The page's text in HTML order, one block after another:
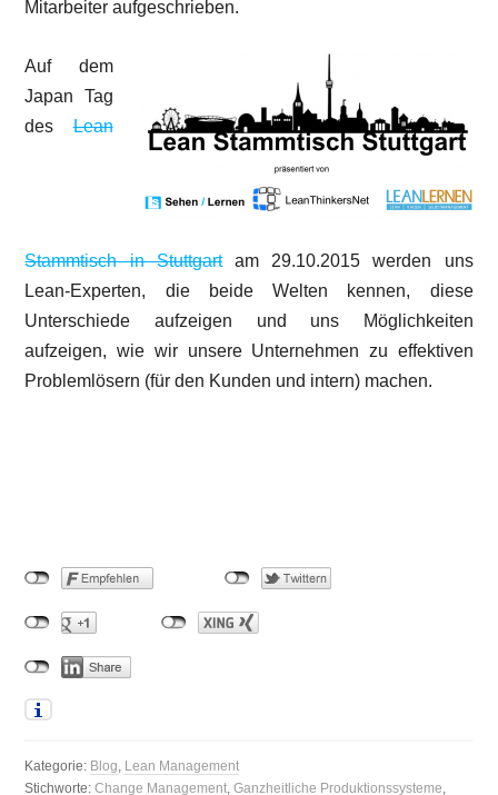
Mitarbeiter aufgeschrieben.
Auf dem
Japan Tag
desLean
Stammtisch in Stuttgartam 29.10.2015 werden uns
Lean-Experten, die beide Welten kennen, diese
Unterschiede aufzeigen und uns Möglichkeiten
aufzeigen, wie wir unsere Unternehmen zu effektiven
Problemlösern (für den Kunden und intern) machen.
Kategorie: Blog, Lean Management
Stichworte:Change Management,Ganzheitliche Produktionssysteme,